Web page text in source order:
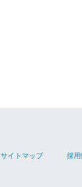
サイトマップ 採